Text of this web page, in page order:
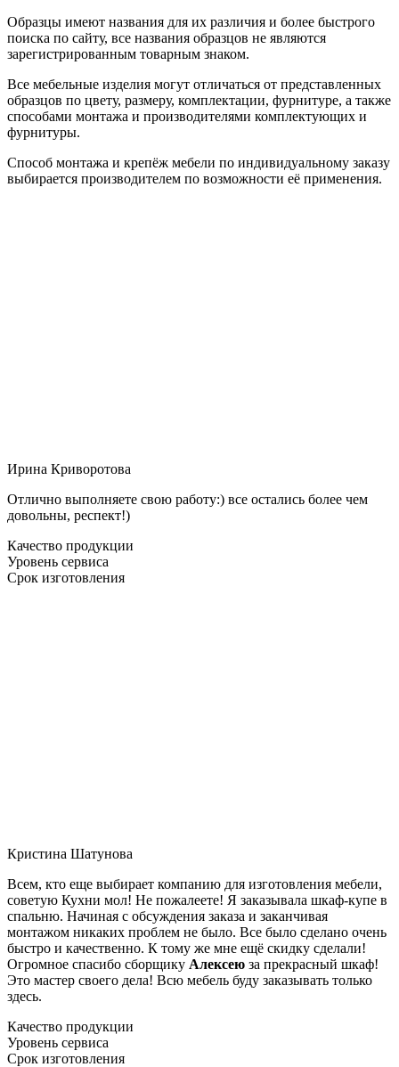
Образцы имеют названия для их различия и более быстрого
поиска по сайту, все названия образцов не являются
зарегистрированным товарным знаком.
Все мебельные изделия могут отличаться от представленных
образцов по цвету, размеру, комплектации, фурнитуре, а также
способами монтажа и производителями комплектующих и
фурнитуры.
Способ монтажа и крепёж мебели по индивидуальному заказу
выбирается производителем по возможности её применения.
Ирина Криворотова
Отлично выполняете свою работу:) все остались более чем
довольны, респект!)
Качество продукции
Уровень сервиса
Срок изготовления
Кристина Шатунова
Всем, кто еще выбирает компанию для изготовления мебели,
советую Кухни мол! Не пожалеете! Я заказывала шкаф-купе в
спальню. Начиная с обсуждения заказа и заканчивая
монтажом никаких проблем не было. Все было сделано очень
быстро и качественно. К тому же мне ещё скидку сделали!
Огромное спасибо сборщику Алексею за прекрасный шкаф!
Это мастер своего дела! Всю мебель буду заказывать только
здесь.
Качество продукции
Уровень сервиса
Срок изготовления